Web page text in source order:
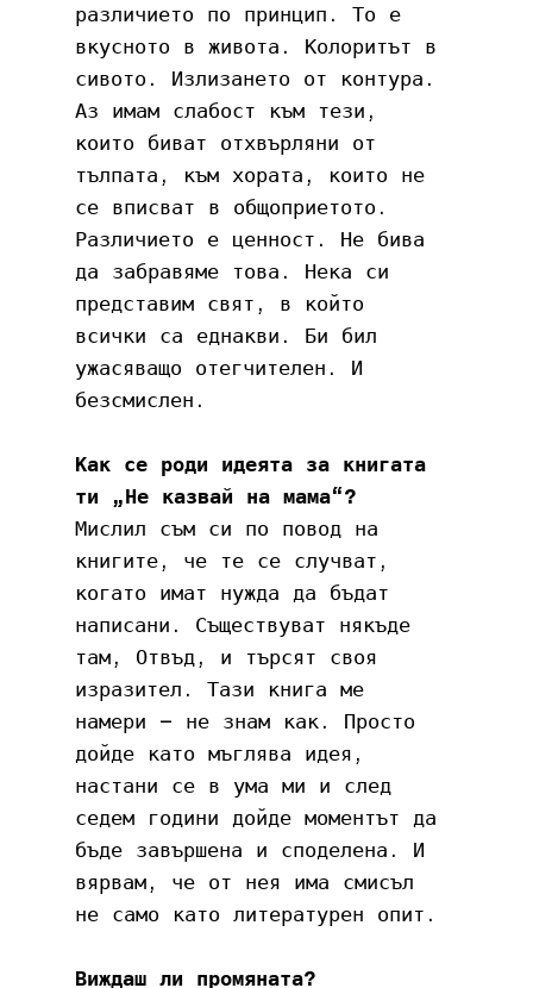
различието по принцип. То е
вкусното в живота. Колоритът в
сивото. Излизането от контура.
Аз имам слабост към тези,
които биват отхвърляни от
тълпата, към хората, които не
се вписват в общоприетото.
Различието е ценност. Не бива
да забравяме това. Нека си
представим свят, в който
всички са еднакви. Би бил
ужасяващо отегчителен. И
безсмислен.
Как се роди идеята за книгата
ти „Не казвай на мама“?
Мислил съм си по повод на
книгите, че те се случват,
когато имат нужда да бъдат
написани. Съществуват някъде
там, Отвъд, и търсят своя
изразител. Тази книга ме
намери – не знам как. Просто
дойде като мъглява идея,
настани се в ума ми и след
седем години дойде моментът да
бъде завършена и споделена. И
вярвам, че от нея има смисъл
не само като литературен опит.
Виждаш ли промяната?